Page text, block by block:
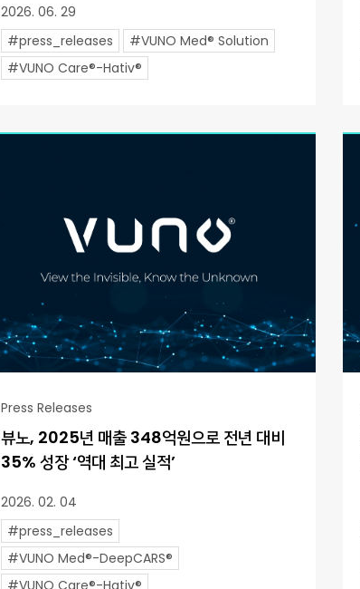
2026. 06. 29
#press_releases
#VUNO Med® Solution
#VUNO Care®-Hativ®
Press Releases
뷰노, 2025년 매출 348억원으로 전년 대비
35% 성장 ‘역대 최고 실적’
2026. 02. 04
#press_releases
#VUNO Med®-DeepCARS®
#VUNO Care®-Hativ®